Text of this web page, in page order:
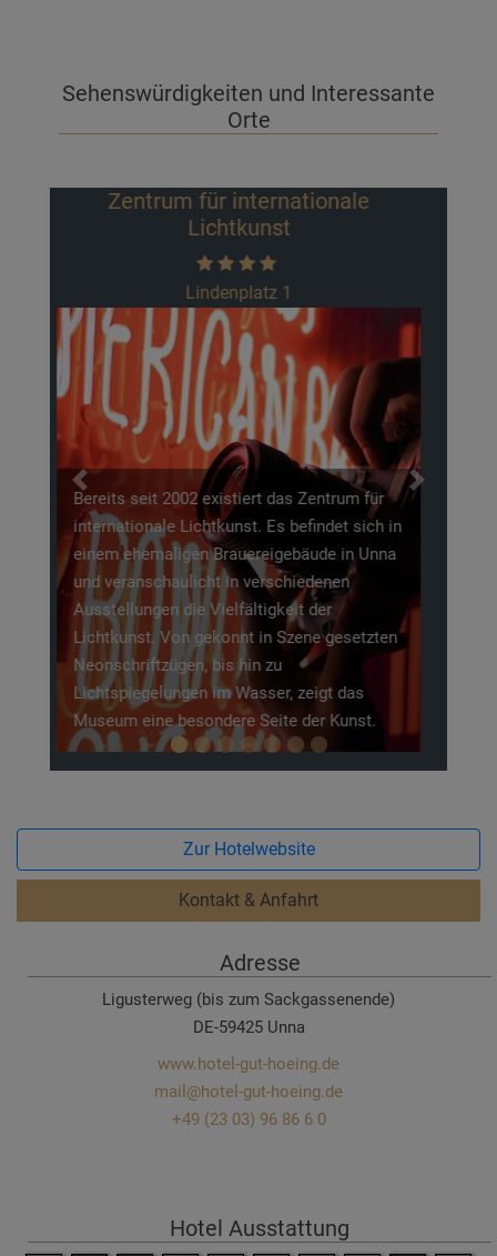
Sehenswürdigkeiten und Interessante
Orte
Phoenix-See
Der Phoenix-See macht seinem Namen alle
Ehre, denn dieser künstlich angelegte See,
entstand aus dem Stahlwerksareal Phoenix-
Ost. Somit könnte man fast sagen, wie der
„Phönix aus der Asche". Zu Recht steht der
Phoenix-See in der Diskussion als
Vorzeigeprojekt für den Strukturwandel nicht
nur in Dortmund, sondern für das komplette
Ruhrgebiet. Aus einem damaligen
Industriepark ist ein wunderschönes
Naherholungsgebiet entstanden, welches zu
Recht einen Besuch wert ist.
Previous Next
Zur Hotelwebsite
Kontakt & Anfahrt
Adresse
Ligusterweg (bis zum Sackgassenende)
DE-59425 Unna
www.hotel-gut-hoeing.de
mail@hotel-gut-hoeing.de
+49 (23 03) 96 86 6 0
Hotel Ausstattung